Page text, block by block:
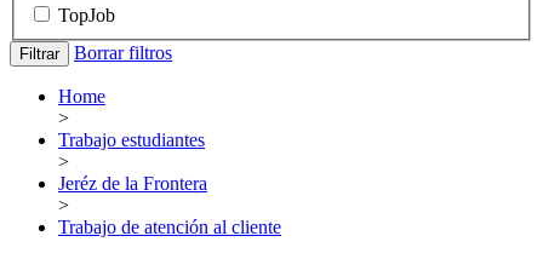
TopJob
Filtrar Borrar filtros
Home
>
Trabajo estudiantes
>
Jeréz de la Frontera
>
Trabajo de atención al cliente